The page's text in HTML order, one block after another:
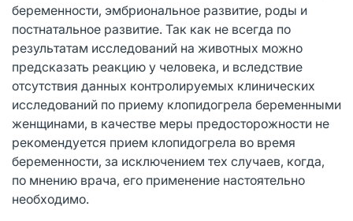
беременности, эмбриональное развитие, роды и
постнатальное развитие. Так как не всегда по
результатам исследований на животных можно
предсказать реакцию у человека, и вследствие
отсутствия данных контролируемых клинических
исследований по приему клопидогрела беременными
женщинами, в качестве меры предосторожности не
рекомендуется прием клопидогрела во время
беременности, за исключением тех случаев, когда,
по мнению врача, его применение настоятельно
необходимо.